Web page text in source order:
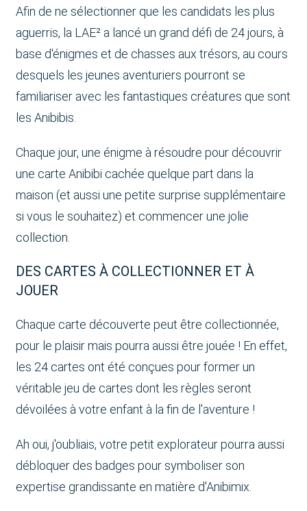
Afin de ne sélectionner que les candidats les plus
aguerris, la LAE² a lancé un grand défi de 24 jours, à
base d'énigmes et de chasses aux trésors, au cours
desquels les jeunes aventuriers pourront se
familiariser avec les fantastiques créatures que sont
les Anibibis.
Chaque jour, une énigme à résoudre pour découvrir
une carte Anibibi cachée quelque part dans la
maison (et aussi une petite surprise supplémentaire
si vous le souhaitez) et commencer une jolie
collection.
DES CARTES À COLLECTIONNER ET À
JOUER
Chaque carte découverte peut être collectionnée,
pour le plaisir mais pourra aussi être jouée ! En effet,
les 24 cartes ont été conçues pour former un
véritable jeu de cartes dont les règles seront
dévoilées à votre enfant à la fin de l'aventure !
Ah oui, j'oubliais, votre petit explorateur pourra aussi
débloquer des badges pour symboliser son
expertise grandissante en matière d'Anibimix.